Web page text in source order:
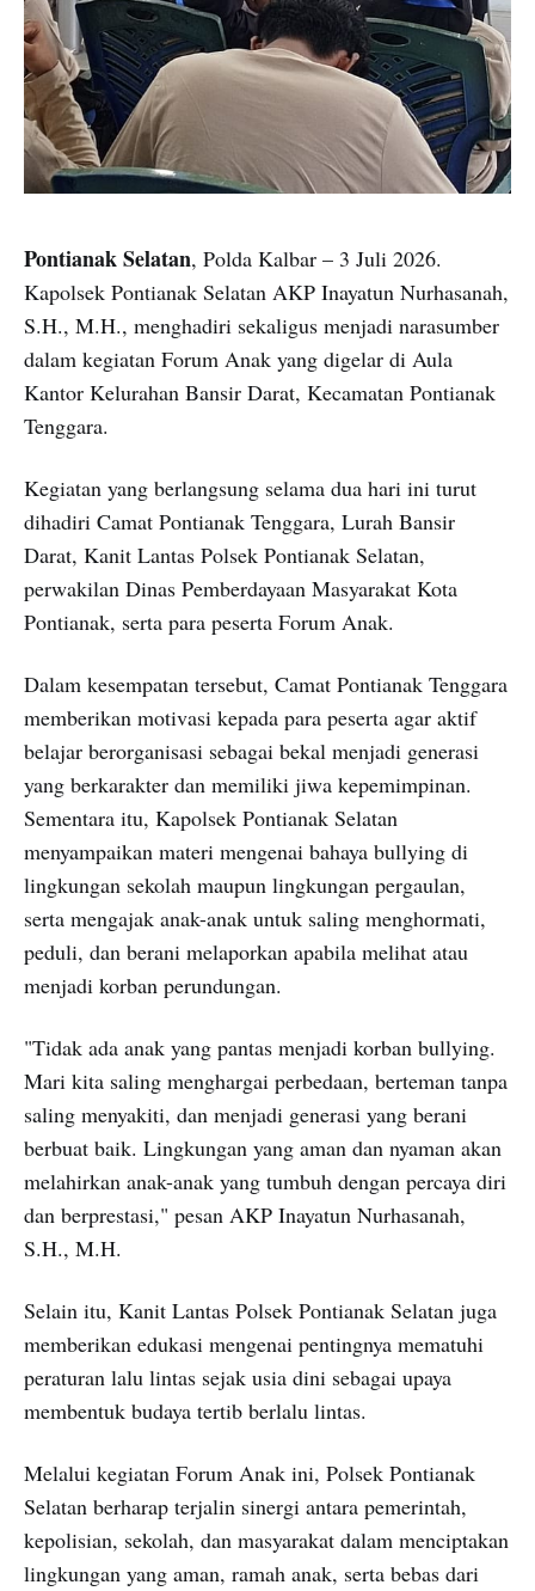
Pontianak Selatan, Polda Kalbar – 3 Juli 2026.
Kapolsek Pontianak Selatan AKP Inayatun Nurhasanah,
S.H., M.H., menghadiri sekaligus menjadi narasumber
dalam kegiatan Forum Anak yang digelar di Aula
Kantor Kelurahan Bansir Darat, Kecamatan Pontianak
Tenggara.
Kegiatan yang berlangsung selama dua hari ini turut
dihadiri Camat Pontianak Tenggara, Lurah Bansir
Darat, Kanit Lantas Polsek Pontianak Selatan,
perwakilan Dinas Pemberdayaan Masyarakat Kota
Pontianak, serta para peserta Forum Anak.
Dalam kesempatan tersebut, Camat Pontianak Tenggara
memberikan motivasi kepada para peserta agar aktif
belajar berorganisasi sebagai bekal menjadi generasi
yang berkarakter dan memiliki jiwa kepemimpinan.
Sementara itu, Kapolsek Pontianak Selatan
menyampaikan materi mengenai bahaya bullying di
lingkungan sekolah maupun lingkungan pergaulan,
serta mengajak anak-anak untuk saling menghormati,
peduli, dan berani melaporkan apabila melihat atau
menjadi korban perundungan.
"Tidak ada anak yang pantas menjadi korban bullying.
Mari kita saling menghargai perbedaan, berteman tanpa
saling menyakiti, dan menjadi generasi yang berani
berbuat baik. Lingkungan yang aman dan nyaman akan
melahirkan anak-anak yang tumbuh dengan percaya diri
dan berprestasi," pesan AKP Inayatun Nurhasanah,
S.H., M.H.
Selain itu, Kanit Lantas Polsek Pontianak Selatan juga
memberikan edukasi mengenai pentingnya mematuhi
peraturan lalu lintas sejak usia dini sebagai upaya
membentuk budaya tertib berlalu lintas.
Melalui kegiatan Forum Anak ini, Polsek Pontianak
Selatan berharap terjalin sinergi antara pemerintah,
kepolisian, sekolah, dan masyarakat dalam menciptakan
lingkungan yang aman, ramah anak, serta bebas dari